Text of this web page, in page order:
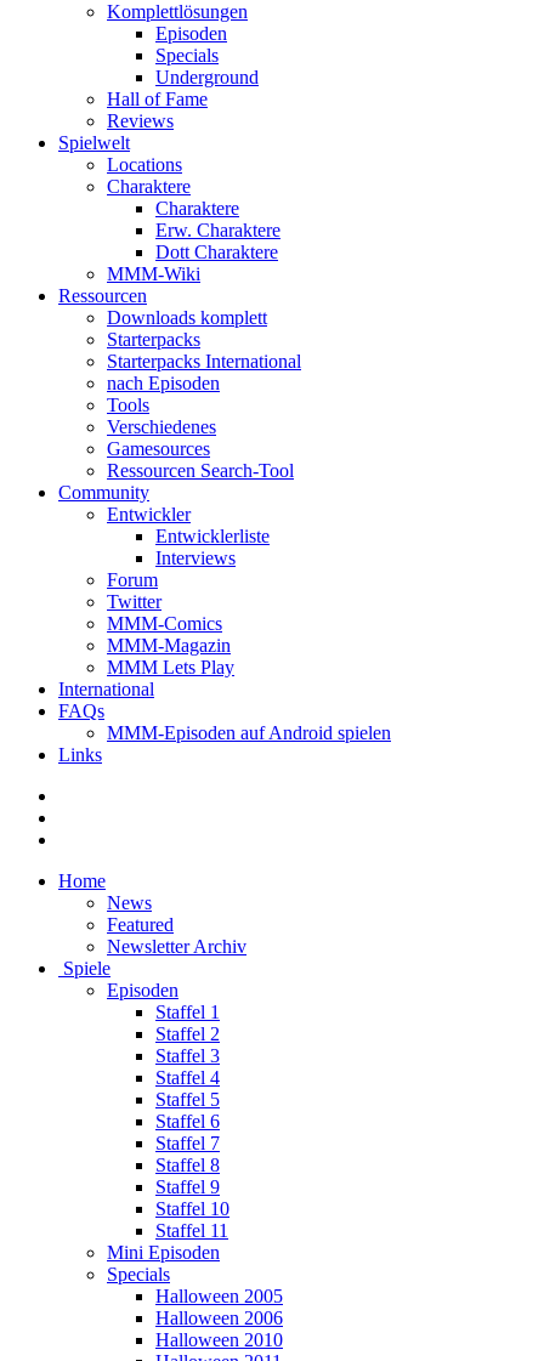
Komplettlösungen
Episoden
Specials
Underground
Hall of Fame
Reviews
Spielwelt
Locations
Charaktere
Charaktere
Erw. Charaktere
Dott Charaktere
MMM-Wiki
Ressourcen
Downloads komplett
Starterpacks
Starterpacks International
nach Episoden
Tools
Verschiedenes
Gamesources
Ressourcen Search-Tool
Community
Entwickler
Entwicklerliste
Interviews
Forum
Twitter
MMM-Comics
MMM-Magazin
MMM Lets Play
International
FAQs
MMM-Episoden auf Android spielen
Links
Home
News
Featured
Newsletter Archiv
Spiele
Episoden
Staffel 1
Staffel 2
Staffel 3
Staffel 4
Staffel 5
Staffel 6
Staffel 7
Staffel 8
Staffel 9
Staffel 10
Staffel 11
Mini Episoden
Specials
Halloween 2005
Halloween 2006
Halloween 2010